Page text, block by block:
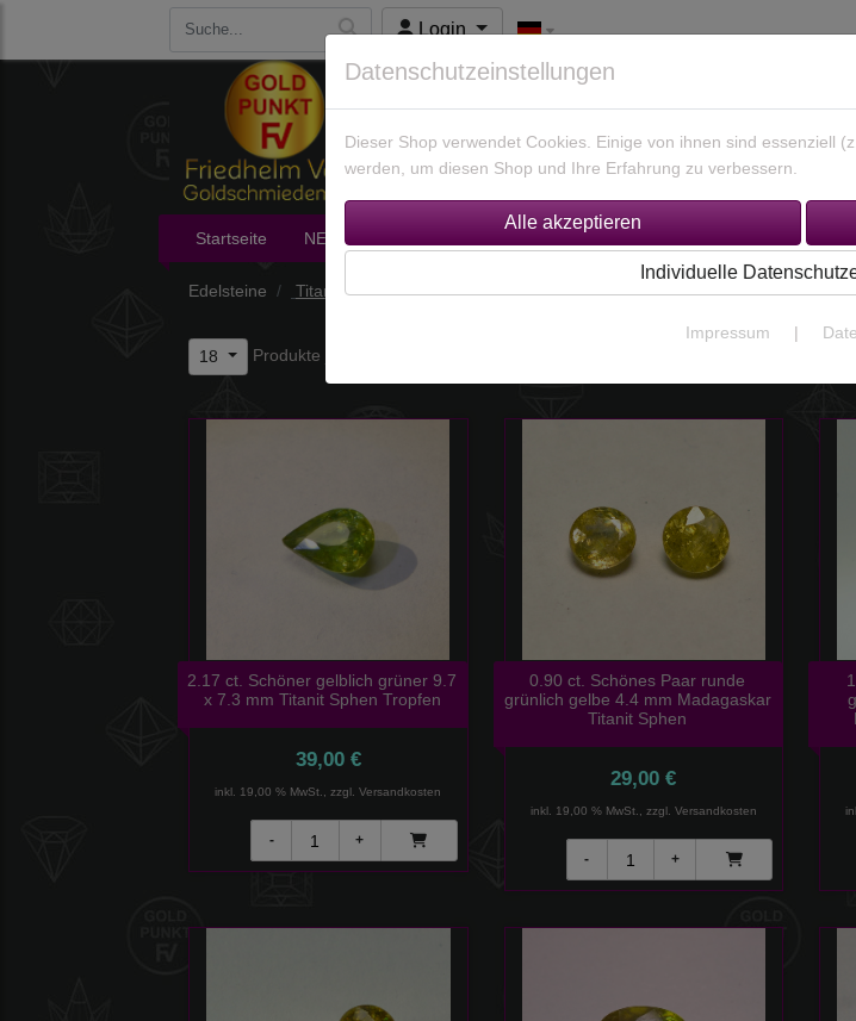
Login
Startseite NEU im Shop 925 Silber Schmuck Unikate
Edelsteine Titanit-Sphene
18 Produkte je Seite
2.17 ct. Schöner gelblich grüner 9.7
x 7.3 mm Titanit Sphen Tropfen
39,00 €
inkl. 19,00 % MwSt., zzgl.Versandkosten
0.90 ct. Schönes Paar runde
grünlich gelbe 4.4 mm Madagaskar
Titanit Sphen
29,00 €
inkl. 19,00 % MwSt., zzgl. Versandkosten
Datenschutzeinstellungen
Dieser Shop verwendet Cookies. Einige von ihnen sind essenziell
werden, um diesen Shop und Ihre Erfahrung zu verbessern.
Individuelle
Impressum |